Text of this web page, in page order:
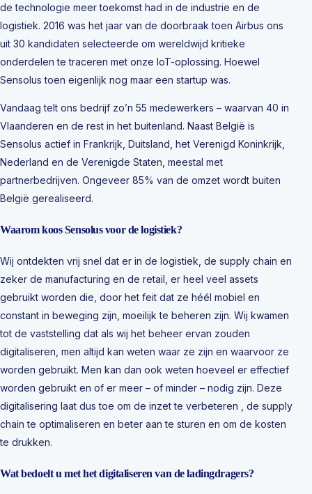
de technologie meer toekomst had in de industrie en de
logistiek. 2016 was het jaar van de doorbraak toen Airbus ons
uit 30 kandidaten selecteerde om wereldwijd kritieke
onderdelen te traceren met onze IoT-oplossing. Hoewel
Sensolus toen eigenlijk nog maar een startup was.
Vandaag telt ons bedrijf zo’n 55 medewerkers – waarvan 40 in
Vlaanderen en de rest in het buitenland. Naast België is
Sensolus actief in Frankrijk, Duitsland, het Verenigd Koninkrijk,
Nederland en de Verenigde Staten, meestal met
partnerbedrijven. Ongeveer 85% van de omzet wordt buiten
België gerealiseerd.
Waarom koos Sensolus voor de logistiek?
Wij ontdekten vrij snel dat er in de logistiek, de supply chain en
zeker de manufacturing en de retail, er heel veel assets
gebruikt worden die, door het feit dat ze héél mobiel en
constant in beweging zijn, moeilijk te beheren zijn. Wij kwamen
tot de vaststelling dat als wij het beheer ervan zouden
digitaliseren, men altijd kan weten waar ze zijn en waarvoor ze
worden gebruikt. Men kan dan ook weten hoeveel er effectief
worden gebruikt en of er meer – of minder – nodig zijn. Deze
digitalisering laat dus toe om de inzet te verbeteren , de supply
chain te optimaliseren en beter aan te sturen en om de kosten
te drukken.
Wat bedoelt u met het digitaliseren van de ladingdragers?